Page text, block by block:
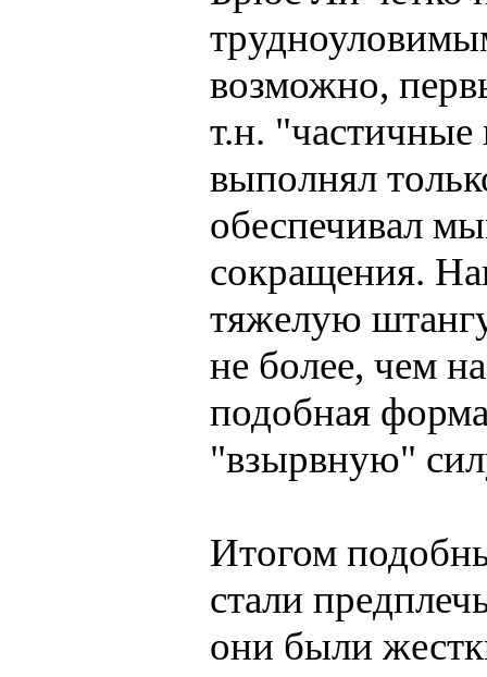
возможно,
т.н.
выполнял
обеспечивал
сокращения.
тяжелую
не более, чем
подобная
"взырвную"
Итогом
стали
они были